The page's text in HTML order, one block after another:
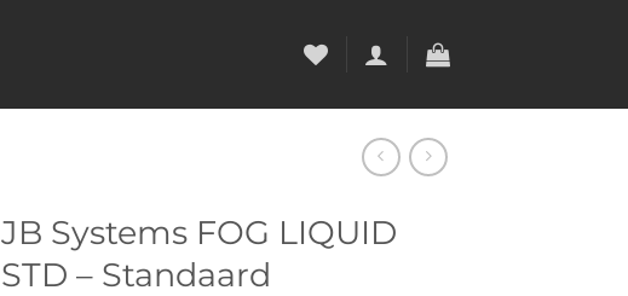
JB Systems FOG LIQUID
STD – Standaard